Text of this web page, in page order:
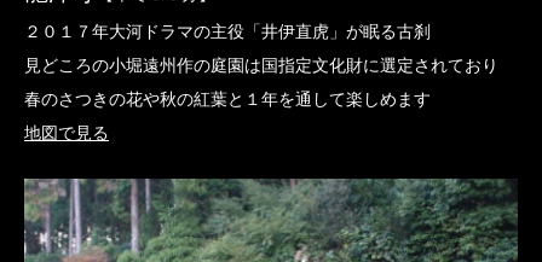
２０１７年大河ドラマの主役「井伊直虎」が眠る古刹
見どころの小堀遠州作の庭園は国指定文化財に選定されており
春のさつきの花や秋の紅葉と１年を通して楽しめます
地図で見る